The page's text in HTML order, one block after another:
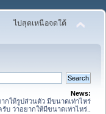
ไปสุดเหนือจดใต้
News:
ากให้รูปส่วนตัว มีขนาดเท่าไหร่
ว่าอยากให้มีขนาดเท่าไหร่..